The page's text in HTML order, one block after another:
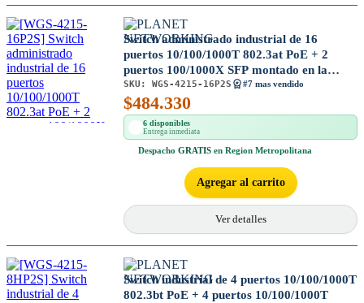
Switch administrado industrial de 16
puertos 10/100/1000T 802.3at PoE + 2
puertos 100/1000X SFP montado en la
pared (-10~60 grados C)
SKU: WGS-4215-16P2S #7 mas vendido
$484.330
6 disponibles
Entrega inmediata
Despacho GRATIS en Region Metropolitana
Agregar al carrito
Ver detalles
Switch industrial de 4 puertos 10/100/1000T
802.3bt PoE + 4 puertos 10/100/1000T